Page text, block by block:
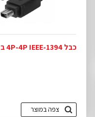
כבל 4P-4P IEEE-1394 באורך 2 מטר.
צפה במוצר